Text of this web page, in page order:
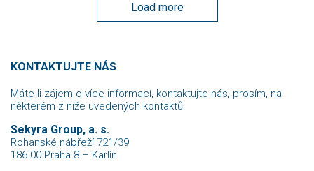
Load more
KONTAKTUJTE NÁS
Máte-li zájem o více informací, kontaktujte nás, prosím, na
některém z níže uvedených kontaktů.
Sekyra Group, a. s.
Rohanské nábřeží 721/39
186 00 Praha 8 – Karlín